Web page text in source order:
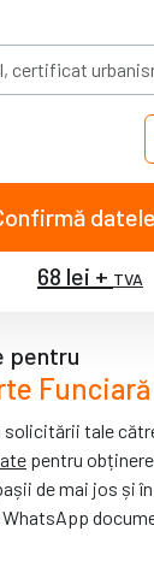
datele
68 lei + TVA
pentru
solicitării tale
pentru
de mai jos și